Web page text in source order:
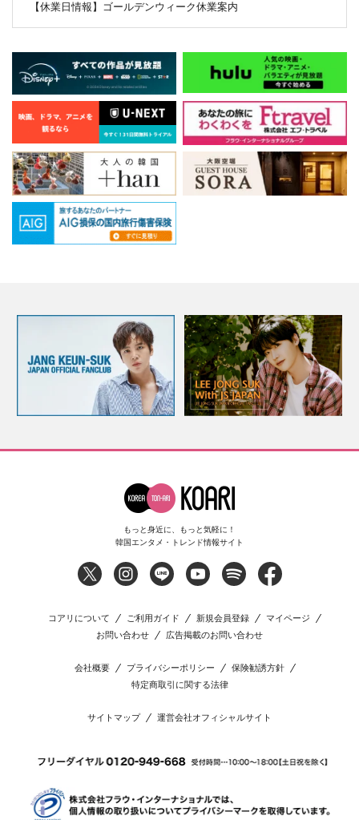
【休業日情報】ゴールデンウィーク休業案内
もっと身近に、もっと気軽に！
韓国エンタメ・トレンド情報サイト
コアリについて ご利用ガイド 新規会員登録
マイページ
お問い合わせ
広告掲載のお問い合わせ
会社概要 プライバシーポリシー
保険勧誘方針
特定商取引に関する法律
サイトマップ 運営会社オフィシャルサイト